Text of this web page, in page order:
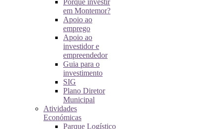
Porquê investir
em Montemor?
Apoio ao
emprego
Apoio ao
investidor e
empreendedor
Guia para o
investimento
SIG
Plano Diretor
Municipal
Atividades
Económicas
Parque Logístico